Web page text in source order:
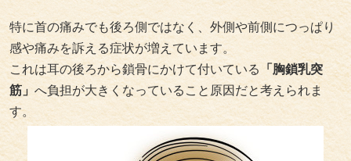
特に首の痛みでも後ろ側ではなく、外側や前側につっぱり
感や痛みを訴える症状が増えています。
これは耳の後ろから鎖骨にかけて付いている
「胸鎖乳突
筋」 へ負担が大きくなっていること原因だと考えられま
す。